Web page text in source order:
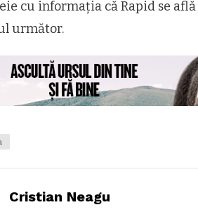
cu informația că Rapid se
următor.
Cristian Neagu